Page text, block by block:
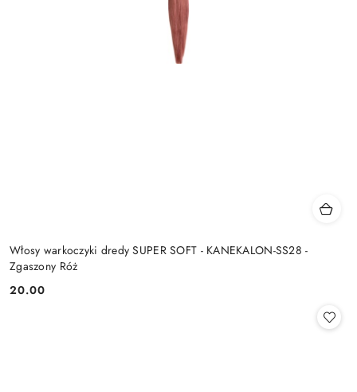
Włosy warkoczyki dredy SUPER SOFT - KANEKALON-SS28 -
Zgaszony Róż
Cena:
20.00